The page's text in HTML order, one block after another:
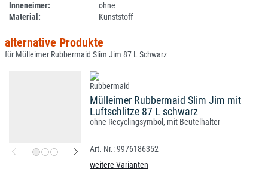
Inneneimer:
ohne
Material:
Kunststoff
alternative Produkte
für Mülleimer Rubbermaid Slim Jim 87 L Schwarz
Mülleimer Rubbermaid Slim Jim mit
Luftschlitze 87 L schwarz
ohne Recyclingsymbol, mit Beutelhalter
9976186352
weitere Varianten